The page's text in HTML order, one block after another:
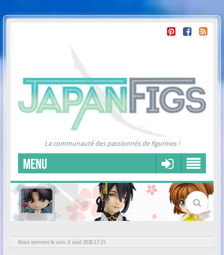
La communauté des passionnés de figurines !
MENU
Nous sommes le sam. 8 août 2026 17:15